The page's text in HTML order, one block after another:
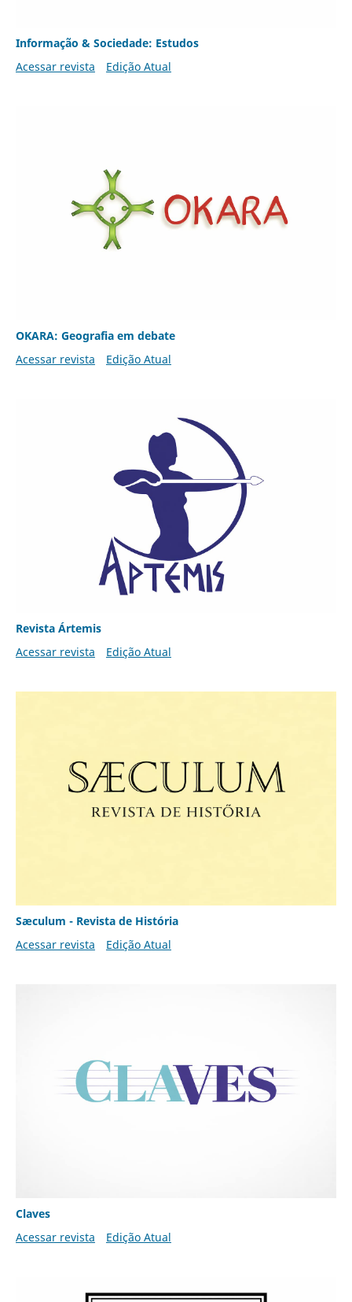
Informação & Sociedade: Estudos
Acessar revista
Edição Atual
OKARA: Geografia em debate
Acessar revista
Edição Atual
Revista Ártemis
Acessar revista
Edição Atual
Sæculum - Revista de História
Acessar revista
Edição Atual
Claves
Acessar revista
Edição Atual